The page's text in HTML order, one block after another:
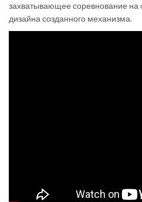
захватывающее соревнование на
дизайна созданного механизма.